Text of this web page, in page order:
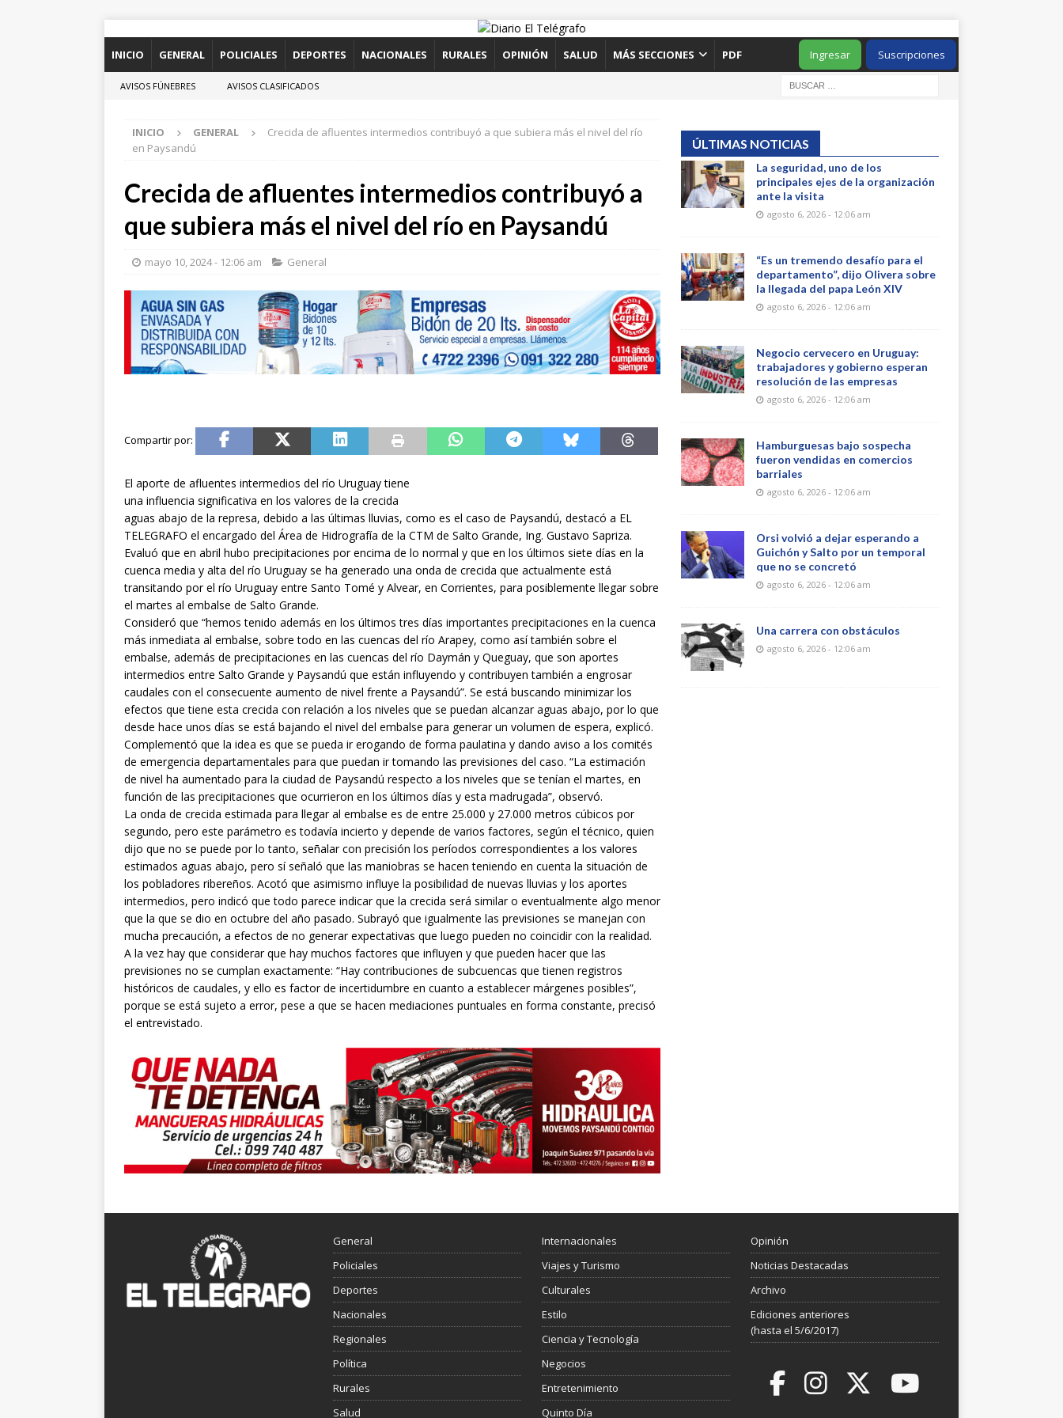
INICIO GENERAL POLICIALES DEPORTES NACIONALES RURALES OPINIÓN SALUD MÁS SECCIONES PDF Suscripciones
Ingresar
AVISOS FÚNEBRES AVISOS CLASIFICADOS
INICIO GENERAL
Crecida de afluentes intermedios contribuyó a que subiera más el nivel del río
en Paysandú
Crecida de afluentes intermedios contribuyó a
que subiera más el nivel del río en Paysandú
mayo 10, 2024 - 12:06 am General
El aporte de afluentes intermedios del río Uruguay tiene
una influencia significativa en los valores de la crecida
aguas abajo de la represa, debido a las últimas lluvias, como es el caso de Paysandú, destacó a EL
TELEGRAFO el encargado del Área de Hidrografía de la CTM de Salto Grande, Ing. Gustavo Sapriza.
Evaluó que en abril hubo precipitaciones por encima de lo normal y que en los últimos siete días en la
cuenca media y alta del río Uruguay se ha generado una onda de crecida que actualmente está
transitando por el río Uruguay entre Santo Tomé y Alvear, en Corrientes, para posiblemente llegar sobre
el martes al embalse de Salto Grande.
Consideró que “hemos tenido además en los últimos tres días importantes precipitaciones en la cuenca
más inmediata al embalse, sobre todo en las cuencas del río Arapey, como así también sobre el
embalse, además de precipitaciones en las cuencas del río Daymán y Queguay, que son aportes
intermedios entre Salto Grande y Paysandú que están influyendo y contribuyen también a engrosar
caudales con el consecuente aumento de nivel frente a Paysandú”. Se está buscando minimizar los
efectos que tiene esta crecida con relación a los niveles que se puedan alcanzar aguas abajo, por lo que
desde hace unos días se está bajando el nivel del embalse para generar un volumen de espera, explicó.
Complementó que la idea es que se pueda ir erogando de forma paulatina y dando aviso a los comités
de emergencia departamentales para que puedan ir tomando las previsiones del caso. “La estimación
de nivel ha aumentado para la ciudad de Paysandú respecto a los niveles que se tenían el martes, en
función de las precipitaciones que ocurrieron en los últimos días y esta madrugada”, observó.
La onda de crecida estimada para llegar al embalse es de entre 25.000 y 27.000 metros cúbicos por
segundo, pero este parámetro es todavía incierto y depende de varios factores, según el técnico, quien
dijo que no se puede por lo tanto, señalar con precisión los períodos correspondientes a los valores
estimados aguas abajo, pero sí señaló que las maniobras se hacen teniendo en cuenta la situación de
los pobladores ribereños. Acotó que asimismo influye la posibilidad de nuevas lluvias y los aportes
intermedios, pero indicó que todo parece indicar que la crecida será similar o eventualmente algo menor
que la que se dio en octubre del año pasado. Subrayó que igualmente las previsiones se manejan con
mucha precaución, a efectos de no generar expectativas que luego pueden no coincidir con la realidad.
A la vez hay que considerar que hay muchos factores que influyen y que pueden hacer que las
previsiones no se cumplan exactamente: “Hay contribuciones de subcuencas que tienen registros
históricos de caudales, y ello es factor de incertidumbre en cuanto a establecer márgenes posibles”,
porque se está sujeto a error, pese a que se hacen mediaciones puntuales en forma constante, precisó
el entrevistado.
ÚLTIMAS NOTICIAS
La seguridad, uno de los
principales ejes de la organización
ante la visita
agosto 6, 2026 - 12:06 am
“Es un tremendo desafío para el
departamento”, dijo Olivera sobre
la llegada del papa León XIV
agosto 6, 2026 - 12:06 am
Negocio cervecero en Uruguay:
trabajadores y gobierno esperan
resolución de las empresas
agosto 6, 2026 - 12:06 am
Hamburguesas bajo sospecha
fueron vendidas en comercios
barriales
agosto 6, 2026 - 12:06 am
Orsi volvió a dejar esperando a
Guichón y Salto por un temporal
que no se concretó
agosto 6, 2026 - 12:06 am
Una carrera con obstáculos
agosto 6, 2026 - 12:06 am
General
Policiales
Deportes
Nacionales
Regionales
Política
Rurales
Salud
Internacionales
Viajes y Turismo
Culturales
Estilo
Ciencia y Tecnología
Negocios
Entretenimiento
Quinto Día
Opinión
Noticias Destacadas
Archivo
Ediciones anteriores
(hasta el 5/6/2017)